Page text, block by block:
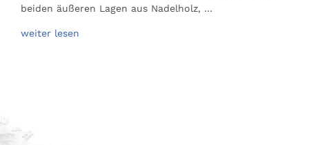
beiden äußeren Lagen aus Nadelholz, …
weiter lesen